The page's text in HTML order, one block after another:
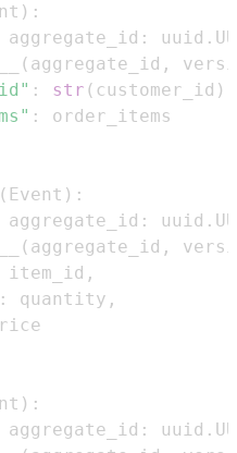
) :
aggregate_id : uuid .
( aggregate_id ,
: str ( customer_id )
:
( Event ) :
aggregate_id : uuid .
( aggregate_id ,
item_id ,
: quantity ,
) :
aggregate_id : uuid .